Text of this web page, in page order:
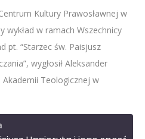
Kultury Prawosławnej w
wykład w ramach Wszechnicy
pt. “Starzec św. Paisjusz
wygłosił Aleksander
Akademii Teologicznej w